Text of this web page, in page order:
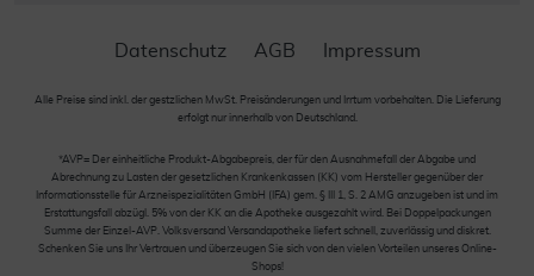
Datenschutz AGB Impressum
Alle Preise sind inkl. der gestzlichen MwSt. Preisänderungen und Irrtum vorbehalten. Die Lieferung
erfolgt nur innerhalb von Deutschland.
*AVP= Der einheitliche Produkt-Abgabepreis, der für den Ausnahmefall der Abgabe und
Abrechnung zu Lasten der gesetzlichen Krankenkassen (KK) vom Hersteller gegenüber der
Informationsstelle für Arzneispezialitäten GmbH (IFA) gem. § III 1, S. 2 AMG anzugeben ist und im
Erstattungsfall abzügl. 5% von der KK an die Apotheke ausgezahlt wird. Bei Doppelpackungen
Summe der Einzel-AVP. Volksversand Versandapotheke liefert schnell, zuverlässig und diskret.
Schenken Sie uns Ihr Vertrauen und überzeugen Sie sich von den vielen Vorteilen unseres Online-
Shops!